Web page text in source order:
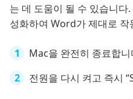
는 데 도움이 될 수 있습니
성화하여 Word가 제대로 작
Mac을 완전히 종료합니
전원을 다시 켜고 즉시